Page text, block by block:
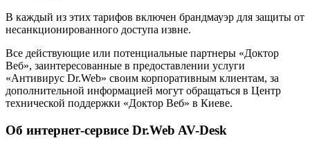
В каждый из этих тарифов включен брандмауэр для защиты от
несанкционированного доступа извне.
Все действующие или потенциальные партнеры «Доктор
Веб», заинтересованные в предоставлении услуги
«Антивирус Dr.Web» своим корпоративным клиентам, за
дополнительной информацией могут обращаться в Центр
технической поддержки «Доктор Веб» в Киеве.
Об интернет-сервисе Dr.Web AV-Desk